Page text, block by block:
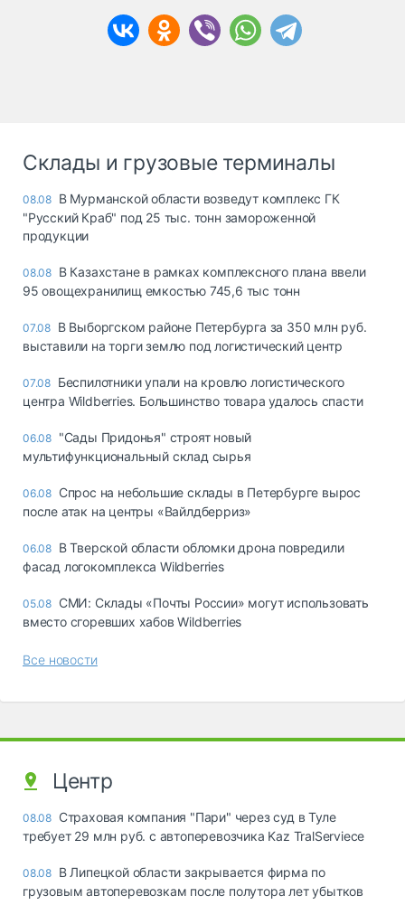
Склады и грузовые терминалы
08.08 В Мурманской области возведут комплекс ГК
"Русский Краб" под 25 тыс. тонн замороженной
продукции
08.08 В Казахстане в рамках комплексного плана ввели
95 овощехранилищ емкостью 745,6 тыс тонн
07.08 В Выборгском районе Петербурга за 350 млн руб.
выставили на торги землю под логистический центр
07.08 Беспилотники упали на кровлю логистического
центра Wildberries. Большинство товара удалось спасти
06.08 "Сады Придонья" строят новый
мультифункциональный склад сырья
06.08 Спрос на небольшие склады в Петербурге вырос
после атак на центры «Вайлдберриз»
06.08 В Тверской области обломки дрона повредили
фасад логокомплекса Wildberries
05.08 СМИ: Склады «Почты России» могут использовать
вместо сгоревших хабов Wildberries
Все новости
Центр
08.08 Страховая компания "Пари" через суд в Туле
требует 29 млн руб. с автоперевозчика Kaz TralServiece
08.08 В Липецкой области закрывается фирма по
грузовым автоперевозкам после полутора лет убытков